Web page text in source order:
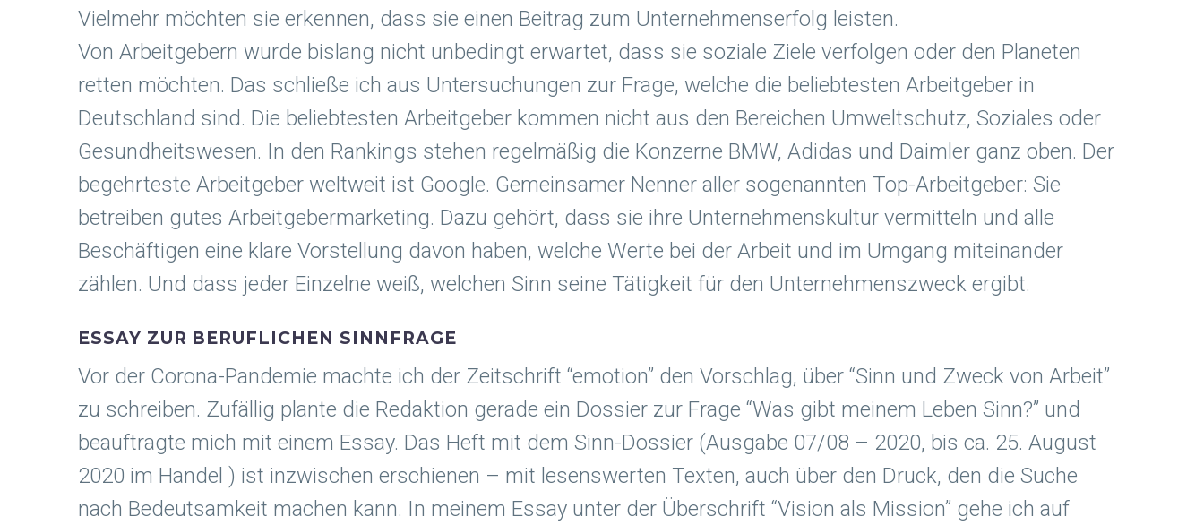
Vielmehr möchten sie erkennen, dass sie einen Beitrag zum Unternehmenserfolg leisten.
Von Arbeitgebern wurde bislang nicht unbedingt erwartet, dass sie soziale Ziele verfolgen oder den Planeten
retten möchten. Das schließe ich aus Untersuchungen zur Frage, welche die beliebtesten Arbeitgeber in
Deutschland sind. Die beliebtesten Arbeitgeber kommen nicht aus den Bereichen Umweltschutz, Soziales oder
Gesundheitswesen. In den Rankings stehen regelmäßig die Konzerne BMW, Adidas und Daimler ganz oben. Der
begehrteste Arbeitgeber weltweit ist Google. Gemeinsamer Nenner aller sogenannten Top-Arbeitgeber: Sie
betreiben gutes Arbeitgebermarketing. Dazu gehört, dass sie ihre Unternehmenskultur vermitteln und alle
Beschäftigen eine klare Vorstellung davon haben, welche Werte bei der Arbeit und im Umgang miteinander
zählen. Und dass jeder Einzelne weiß, welchen Sinn seine Tätigkeit für den Unternehmenszweck ergibt.
ESSAY ZUR BERUFLICHEN SINNFRAGE
Vor der Corona-Pandemie machte ich der Zeitschrift “emotion” den Vorschlag, über “Sinn und Zweck von Arbeit”
zu schreiben. Zufällig plante die Redaktion gerade ein Dossier zur Frage “Was gibt meinem Leben Sinn?” und
beauftragte mich mit einem Essay. Das Heft mit dem Sinn-Dossier (Ausgabe 07/08 – 2020, bis ca. 25. August
2020 im Handel ) ist inzwischen erschienen – mit lesenswerten Texten, auch über den Druck, den die Suche
nach Bedeutsamkeit machen kann. In meinem Essay unter der Überschrift “Vision als Mission” gehe ich auf